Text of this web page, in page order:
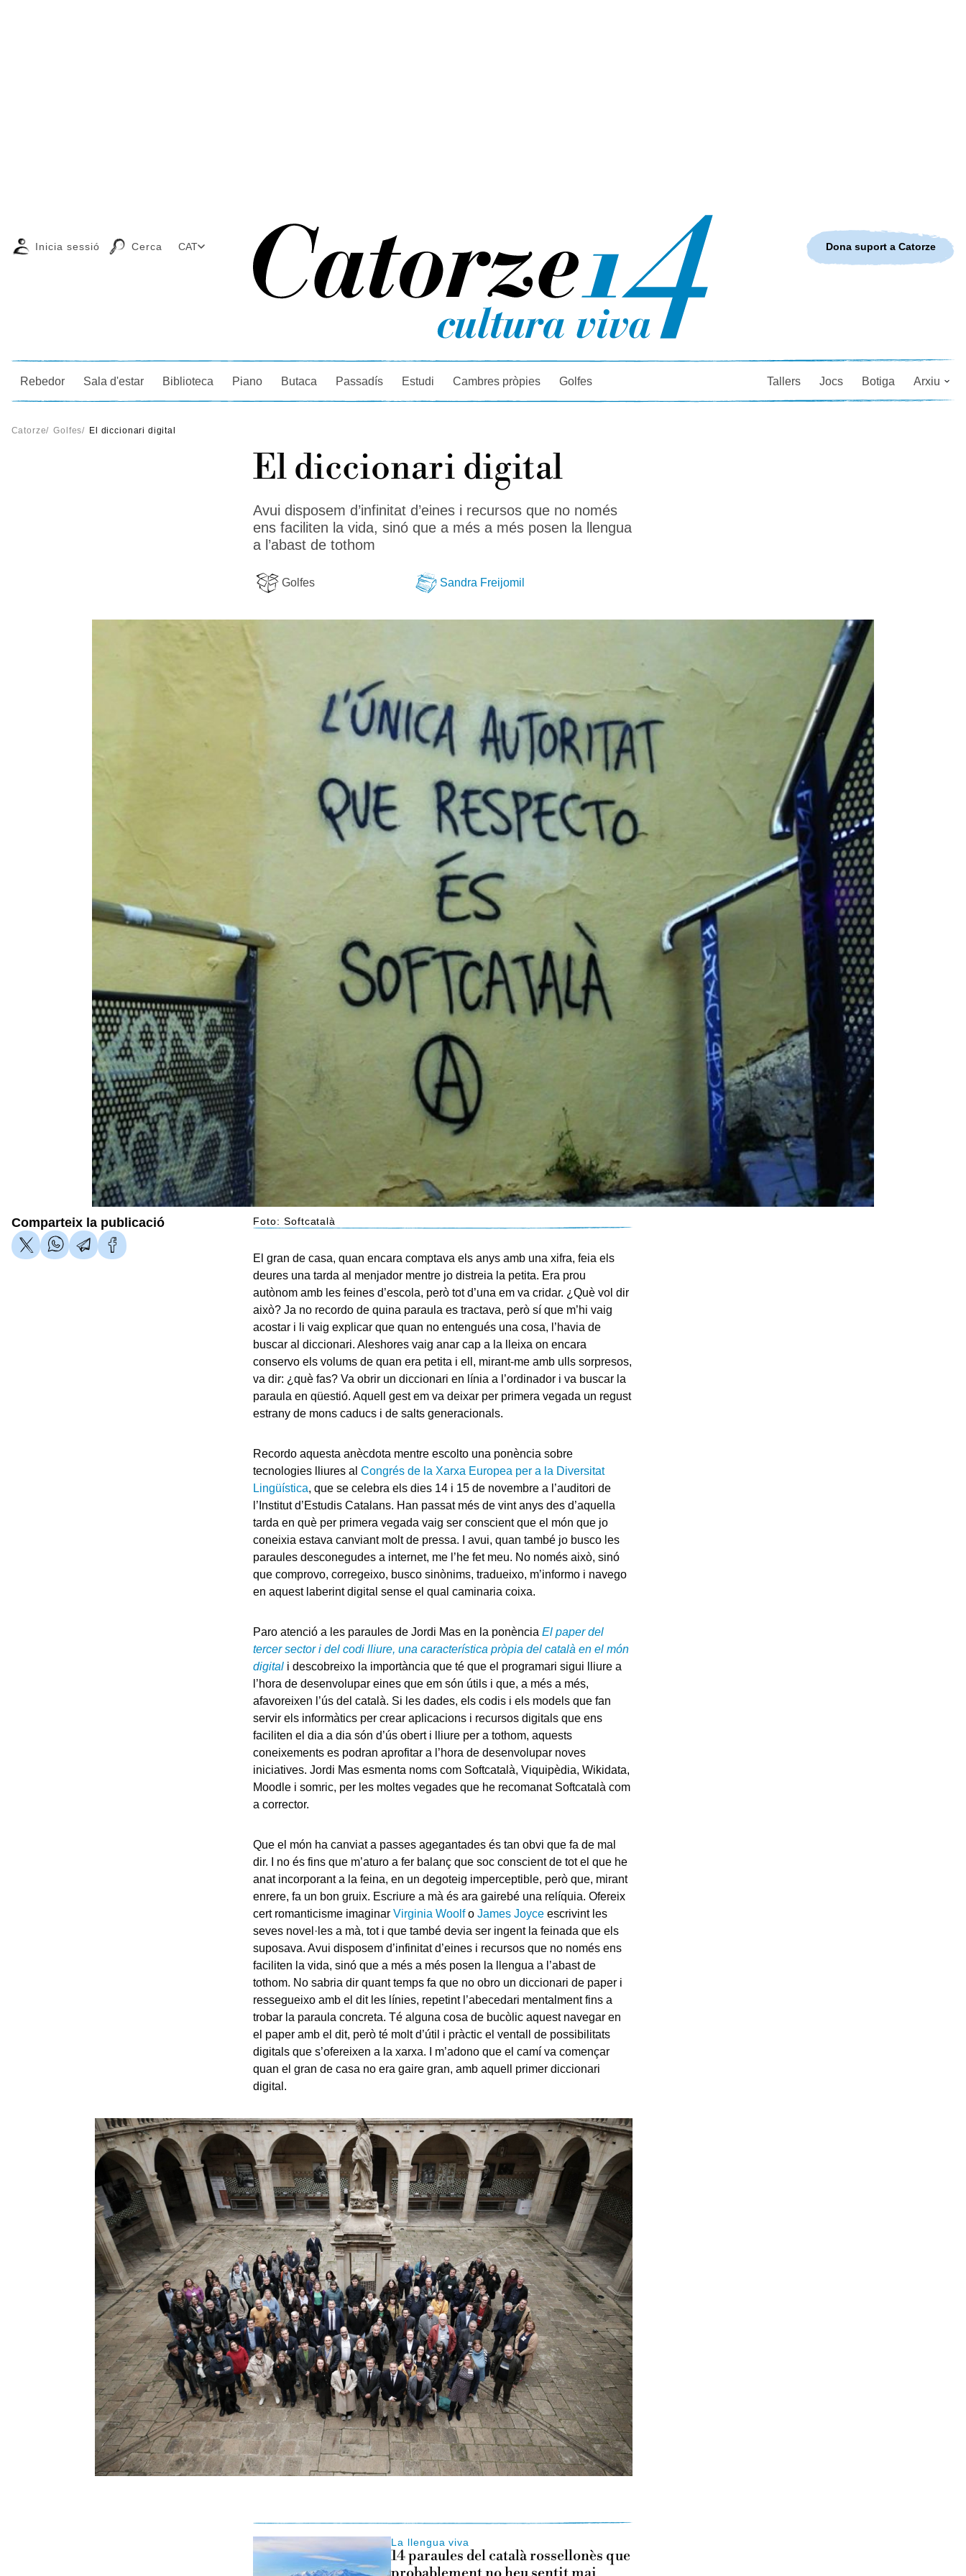
Cercador
Inicia sessió Cerca CAT
Rebedor Sala d'estar Biblioteca Piano Butaca Passadís Estudi Cambres pròpies Golfes Tallers Jocs Botiga Arxiu
Dona suport a Catorze
Catorze/ Golfes/ El diccionari digital
El diccionari digital
Avui disposem d’infinitat d’eines i recursos que no només
ens faciliten la vida, sinó que a més a més posen la llengua
a l’abast de tothom
Golfes Sandra Freijomil
Foto: Softcatalà
Comparteix la publicació
El gran de casa, quan encara comptava els anys amb una xifra, feia els
deures una tarda al menjador mentre jo distreia la petita. Era prou
autònom amb les feines d’escola, però tot d’una em va cridar. ¿Què vol dir
això? Ja no recordo de quina paraula es tractava, però sí que m’hi vaig
acostar i li vaig explicar que quan no entengués una cosa, l’havia de
buscar al diccionari. Aleshores vaig anar cap a la lleixa on encara
conservo els volums de quan era petita i ell, mirant-me amb ulls sorpresos,
va dir: ¿què fas? Va obrir un diccionari en línia a l’ordinador i va buscar la
paraula en qüestió. Aquell gest em va deixar per primera vegada un regust
estrany de mons caducs i de salts generacionals.
Recordo aquesta anècdota mentre escolto una ponència sobre
tecnologies lliures al Congrés de la Xarxa Europea per a la Diversitat
Lingüística, que se celebra els dies 14 i 15 de novembre a l’auditori de
l’Institut d’Estudis Catalans. Han passat més de vint anys des d’aquella
tarda en què per primera vegada vaig ser conscient que el món que jo
coneixia estava canviant molt de pressa. I avui, quan també jo busco les
paraules desconegudes a internet, me l’he fet meu. No només això, sinó
que comprovo, corregeixo, busco sinònims, tradueixo, m’informo i navego
en aquest laberint digital sense el qual caminaria coixa.
Paro atenció a les paraules de Jordi Mas en la ponència El paper del
tercer sector i del codi lliure, una característica pròpia del català en el món
digital i descobreixo la importància que té que el programari sigui lliure a
l’hora de desenvolupar eines que em són útils i que, a més a més,
afavoreixen l’ús del català. Si les dades, els codis i els models que fan
servir els informàtics per crear aplicacions i recursos digitals que ens
faciliten el dia a dia són d’ús obert i lliure per a tothom, aquests
coneixements es podran aprofitar a l’hora de desenvolupar noves
iniciatives. Jordi Mas esmenta noms com Softcatalà, Viquipèdia, Wikidata,
Moodle i somric, per les moltes vegades que he recomanat Softcatalà com
a corrector.
Que el món ha canviat a passes agegantades és tan obvi que fa de mal
dir. I no és fins que m’aturo a fer balanç que soc conscient de tot el que he
anat incorporant a la feina, en un degoteig imperceptible, però que, mirant
enrere, fa un bon gruix. Escriure a mà és ara gairebé una relíquia. Ofereix
cert romanticisme imaginar Virginia Woolfo James Joyceescrivint les
seves novel·les a mà, tot i que també devia ser ingent la feinada que els
suposava. Avui disposem d’infinitat d’eines i recursos que no només ens
faciliten la vida, sinó que a més a més posen la llengua a l’abast de
tothom. No sabria dir quant temps fa que no obro un diccionari de paper i
ressegueixo amb el dit les línies, repetint l’abecedari mentalment fins a
trobar la paraula concreta. Té alguna cosa de bucòlic aquest navegar en
el paper amb el dit, però té molt d’útil i pràctic el ventall de possibilitats
digitals que s’ofereixen a la xarxa. I m’adono que el camí va començar
quan el gran de casa no era gaire gran, amb aquell primer diccionari
digital.
La llengua viva
14 paraules del català rossellonès que